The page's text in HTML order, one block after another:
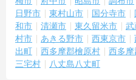
・全国展開の企業でありながら転
み慣れた地域で腰を据えて長くご
【医療に強いケアマネジャーと
・施設内には看護師が24時間常
に連携しており、安心で質の高い
・ケアマネジャーの資格更新にか
日野市
東村山市 国分寺市
和市
清瀬市 東久留米市 武
村市
あきる野市 西東京市
出町
西多摩郡檜原村 西多
三宅村
八丈島八丈町